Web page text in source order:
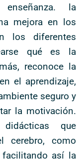
la
mejora en los
los diferentes
qué es la
reconoce la
el aprendizaje,
seguro y
la motivación.
que
cerebro, como
facilitando así la